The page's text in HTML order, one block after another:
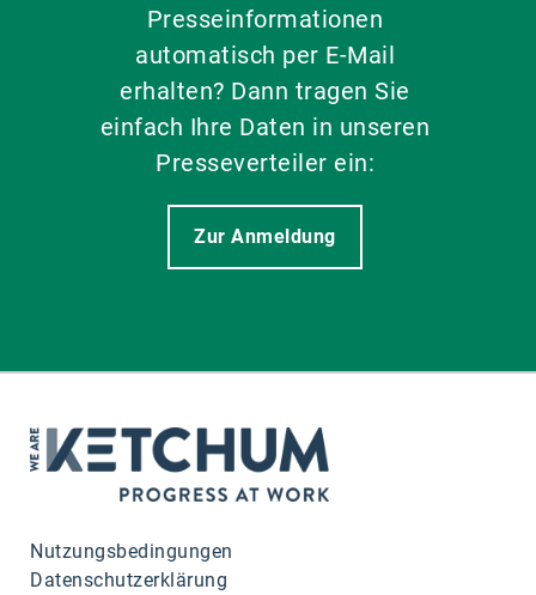
Presseinformationen
automatisch per E-Mail
erhalten? Dann tragen Sie
einfach Ihre Daten in unseren
Presseverteiler ein:
Zur Anmeldung
Nutzungsbedingungen
Datenschutzerklärung